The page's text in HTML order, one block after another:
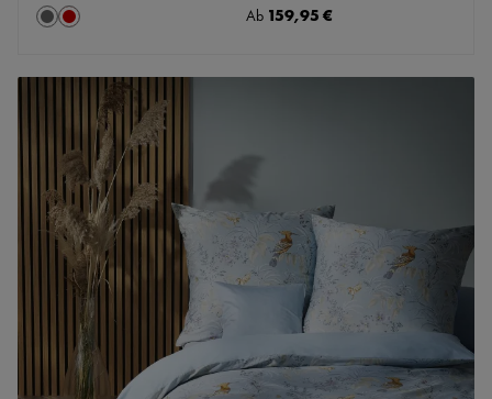
Farbeauswählen
Granit
rot
Regulärer Preis:
Ab 159,95 €